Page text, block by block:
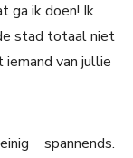
ga ik doen! Ik
stad totaal niet
van jullie
spannends.